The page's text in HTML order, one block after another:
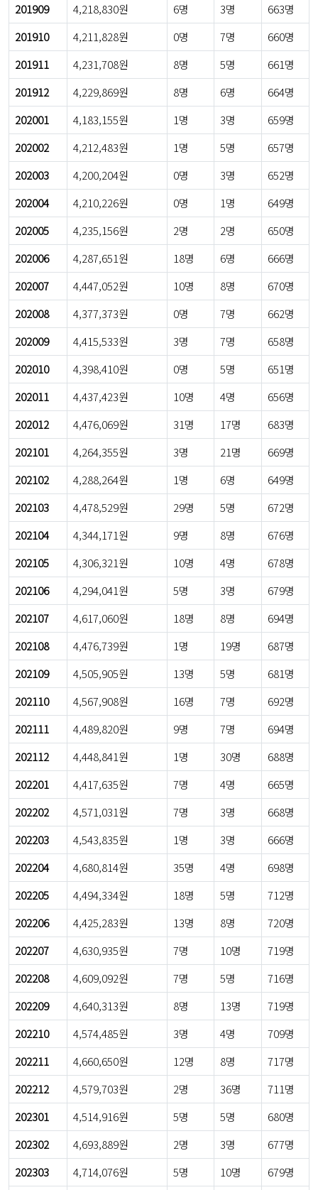
201909
4,218,830원 6명 3명
663명
201910
4,211,828원 0명 7명
660명
201911
4,231,708원 8명 5명
661명
201912
4,229,869원 8명 6명
664명
202001
4,183,155원 1명 3명
659명
202002
4,212,483원 1명 5명
657명
202003
4,200,204원 0명 3명
652명
202004
4,210,226원 0명 1명
649명
202005
4,235,156원 2명 2명
650명
202006
4,287,651원 18명 6명
666명
202007
4,447,052원 10명 8명
670명
202008
4,377,373원 0명 7명
662명
202009
4,415,533원 3명 7명
658명
202010
4,398,410원 0명 5명
651명
202011
4,437,423원 10명 4명
656명
202012
4,476,069원 31명 17명
683명
202101
4,264,355원 3명 21명
669명
202102
4,288,264원 1명 6명
649명
202103
4,478,529원 29명 5명
672명
202104
4,344,171원 9명 8명
676명
202105
4,306,321원 10명 4명
678명
202106
4,294,041원 5명 3명
679명
202107
4,617,060원 18명 8명
694명
202108
4,476,739원 1명 19명
687명
202109
4,505,905원 13명 5명
681명
202110
4,567,908원 16명 7명
692명
202111
4,489,820원 9명 7명
694명
202112
4,448,841원 1명 30명
688명
202201
4,417,635원 7명 4명
665명
202202
4,571,031원 7명 3명
668명
202203
4,543,835원 1명 3명
666명
202204
4,680,814원 35명 4명
698명
202205
4,494,334원 18명 5명
712명
202206
4,425,283원 13명 8명
720명
202207
4,630,935원 7명 10명
719명
202208
4,609,092원 7명 5명
716명
202209
4,640,313원 8명 13명
719명
202210
4,574,485원 3명 4명
709명
202211
4,660,650원 12명 8명
717명
202212
4,579,703원 2명 36명
711명
202301
4,514,916원 5명 5명
680명
202302
4,693,889원 2명 3명
677명
202303
4,714,076원 5명 10명 679명